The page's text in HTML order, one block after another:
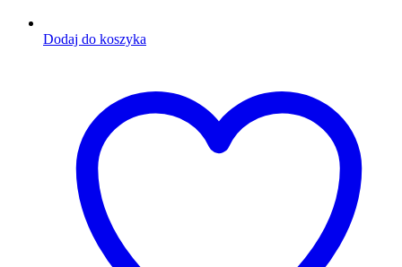
Dodaj do koszyka